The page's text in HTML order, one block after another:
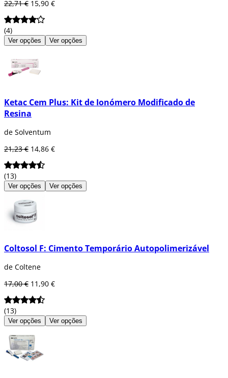
22,71 € 15,90 €
(4)
Ver opções Ver opções
Ketac Cem Plus: Kit de Ionómero Modificado de
Resina
de Solventum
21,23 € 14,86 €
(13)
Ver opções Ver opções
Coltosol F: Cimento Temporário Autopolimerizável
de Coltene
17,00 € 11,90 €
(13)
Ver opções Ver opções